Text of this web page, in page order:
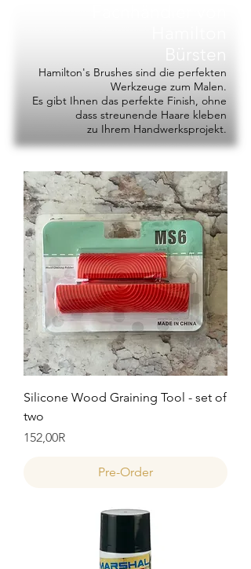
Hamilton's Brushes sind die perfekten
Werkzeuge zum Malen.
Es gibt Ihnen das perfekte Finish, ohne
dass streunende Haare kleben
zu Ihrem Handwerksprojekt.
Silicone Wood Graining Tool - set of
two
Price
152,00R
Pre-Order